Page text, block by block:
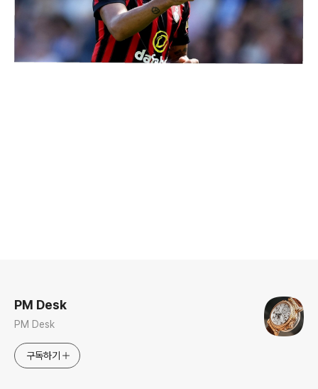
PM Desk
PM Desk
구독하기